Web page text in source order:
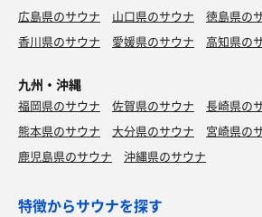
広島県のサウナ
山口県のサウナ
徳島県の
香川県のサウナ
愛媛県のサウナ 高知県の
九州・沖縄
福岡県のサウナ 佐賀県のサウナ
長崎県の
熊本県のサウナ
大分県のサウナ
宮崎県の
鹿児島県のサウナ
沖縄県のサウナ
特徴からサウナを探す